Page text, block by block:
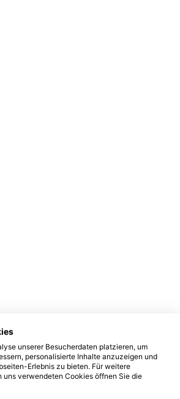
unserer Besucherdaten platzieren, um
personalisierte Inhalte anzuzeigen und
Erlebnis zu bieten. Für weitere
uns verwendeten Cookies öffnen Sie die